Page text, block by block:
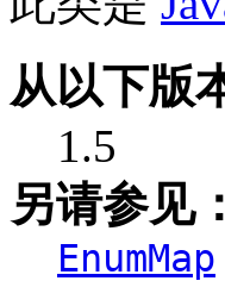
从以下版
1.5
另请参见：
EnumMap